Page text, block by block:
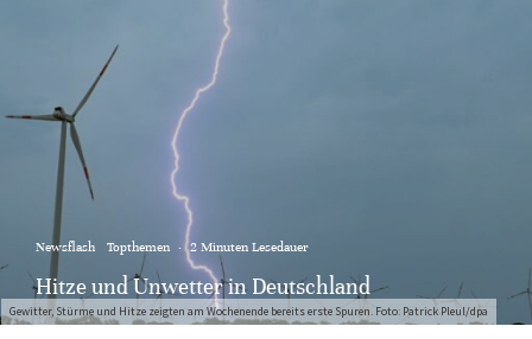
Gewitter, Stürme und Hitze zeigten am Wochenende bereits erste Spuren. Foto: Patrick Pleul/dpa
Newsflash Topthemen · 2 Minuten Lesedauer
Hitze und Unwetter in Deutschland